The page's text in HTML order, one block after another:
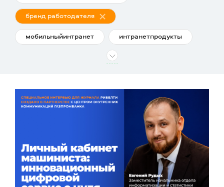
бренд работодателя
мобильныйинтранет интранетпродукты
интранет
ривелтиконф REXAwards
интранеткейсы
интранеткакработаем
интранетконференции интранеттренды
интранетшанс внутренние коммуникации